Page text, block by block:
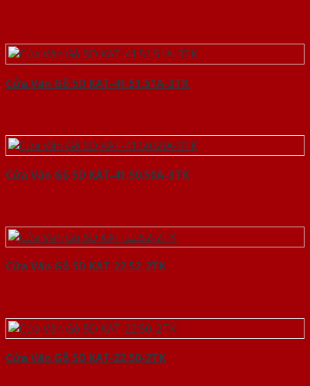
Cửa Vân Gỗ 5D KAT-41.51.51A-3TK
Cửa Vân Gỗ 5D KAT-41.50.50A-3TK
Cửa Vân Gỗ 5D KAT-22.52-2TK
Cửa Vân Gỗ 5D KAT-22.50-2TK